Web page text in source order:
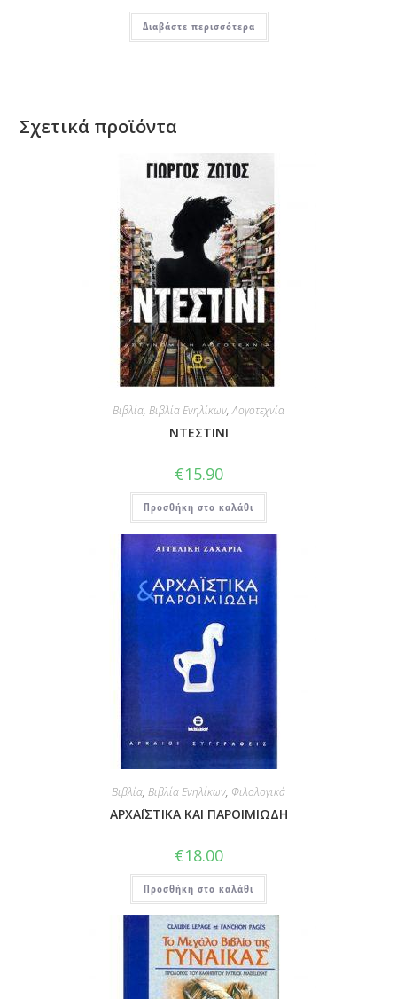
Διαβάστε περισσότερα
Σχετικά προϊόντα
Βιβλία, Βιβλία Ενηλίκων,Λογοτεχνία
ΝΤΕΣΤΙΝΙ
€15.90
Προσθήκη στο καλάθι
Βιβλία, Βιβλία Ενηλίκων, Φιλολογικά
ΑΡΧΑΪΣΤΙΚΑ ΚΑΙ ΠΑΡΟΙΜΙΩΔΗ
€18.00
Προσθήκη στο καλάθι